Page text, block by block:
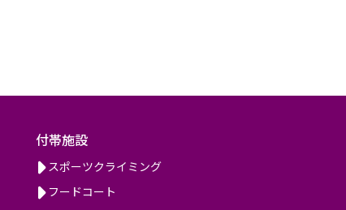
付帯施設
スポーツクライミング
フードコート